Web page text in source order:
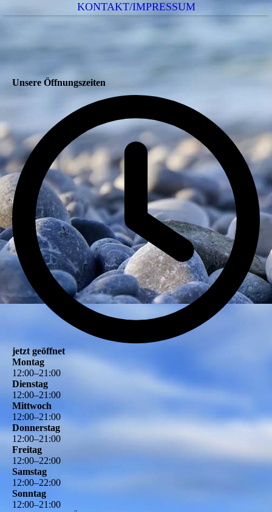
KONTAKT/IMPRESSUM
Unsere Öffnungszeiten
jetzt geöffnet
Montag
12:00–21 :00
Dienstag
12:00–21 :00
Mittwoch
12:00–21 :00
Donnerstag
12:00–21 :00
Freitag
12:00–22:00
Samstag
12:00–22:00
Sonntag
12:00–21 :00